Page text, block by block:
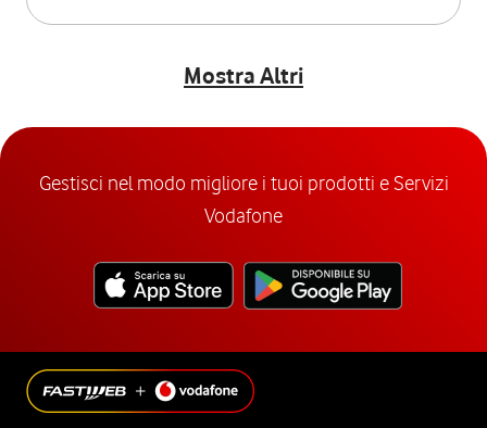
Mostra Altri
Gestisci nel modo migliore i tuoi prodotti e Servizi
Vodafone